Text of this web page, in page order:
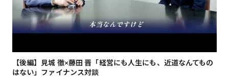
【後編】見城 徹×藤田 晋「経営にも人生にも、近道なんてもの
はない」ファイナンス対談